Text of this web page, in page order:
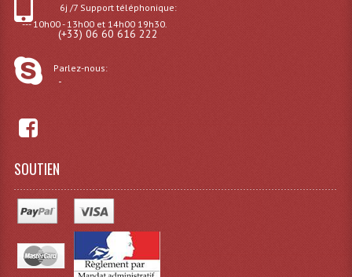
Micro Sans Fil HF VHF 200MHZ
Micro Sans Fil HF UHF 800MHZ
Pupitre Pour Discours
Samplers, Échantillonneurs
6j /7 Support téléphonique:
--- 10h00 - 13h00 et 14h00 19h30.
(+33) 06 60 616 222
Parlez-nous:
-
SOUTIEN